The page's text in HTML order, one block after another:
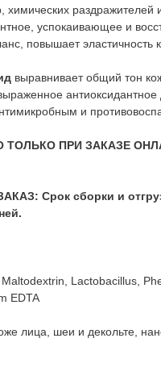
химических раздражителей
успокаивающее и
повышает эластичность
выравнивает общий тон
и
ТОЛЬКО ПРИ ЗАКАЗЕ
Срок сборки и
Lactobacillus,
EDTA
лица, шеи и декольте,